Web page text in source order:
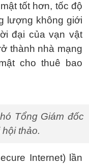
tốt hơn, tốc độ
lượng không giới
đại của vạn vật
thành nhà mạng
cho thuê bao
Tổng Giám đốc
thảo.
Internet) lần